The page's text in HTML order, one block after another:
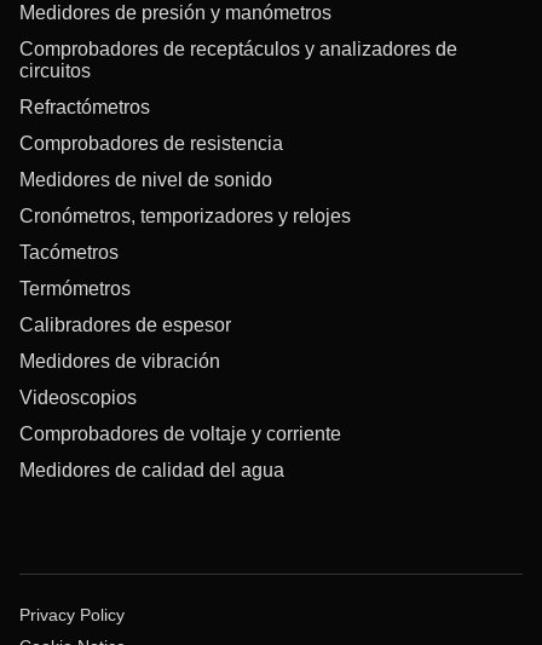
Medidores de presión y manómetros
Comprobadores de receptáculos y analizadores de
circuitos
Refractómetros
Comprobadores de resistencia
Medidores de nivel de sonido
Cronómetros, temporizadores y relojes
Tacómetros
Termómetros
Calibradores de espesor
Medidores de vibración
Videoscopios
Comprobadores de voltaje y corriente
Medidores de calidad del agua
Privacy Policy